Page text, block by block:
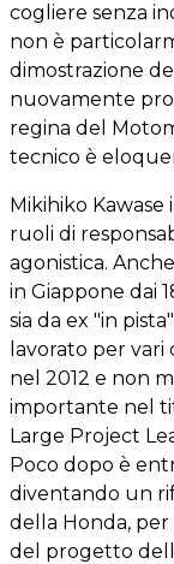
cogliere senza
non è
dimostrazione
nuovamente
regina del
tecnico è
Mikihiko
ruoli di
agonistica.
in Giappone dai
sia da ex "in
lavorato per
nel 2012 e non
importante nel
Large Project
Poco dopo è
diventando un
della Honda,
del progetto